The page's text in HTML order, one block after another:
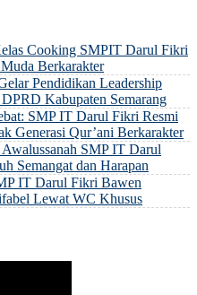
Cooking SMPIT Darul Fikri
Berkarakter
Pendidikan Leadership
Kabupaten Semarang
SMP IT Darul Fikri Resmi
Generasi Qur’ani Berkarakter
SMP IT Darul
Semangat dan Harapan
IT Darul Fikri Bawen
Lewat WC Khusus